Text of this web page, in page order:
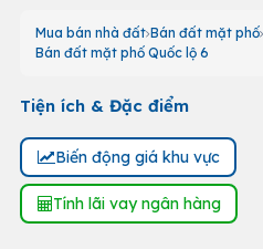
Mua bán nhà đất Bán đất mặt phố
Bán đất mặt phố Quốc lộ 6
Tiện ích & Đặc điểm
Biến động giá khu vực
Tính lãi vay ngân hàng